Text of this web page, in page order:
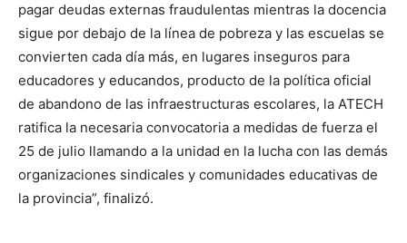
pagar deudas externas fraudulentas mientras la docencia
sigue por debajo de la línea de pobreza y las escuelas se
convierten cada día más, en lugares inseguros para
educadores y educandos, producto de la política oficial
de abandono de las infraestructuras escolares, la ATECH
ratifica la necesaria convocatoria a medidas de fuerza el
25 de julio llamando a la unidad en la lucha con las demás
organizaciones sindicales y comunidades educativas de
la provincia”, finalizó.